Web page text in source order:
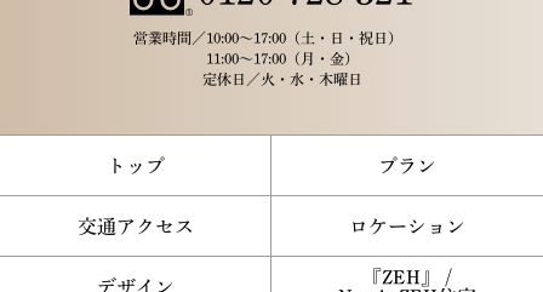
営業時間／10:00～17:00（土・日・祝日）
11:00～17:00（月・金）
定休日／火・水・木曜日
トップ プラン
交通アクセス ロケーション
デザイン
『ZEH』 /